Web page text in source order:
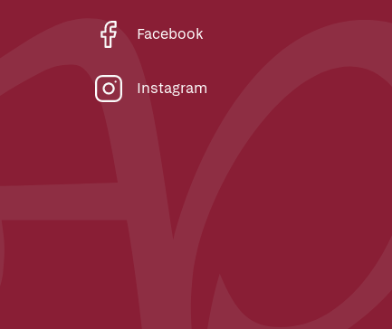
Facebook
Instagram